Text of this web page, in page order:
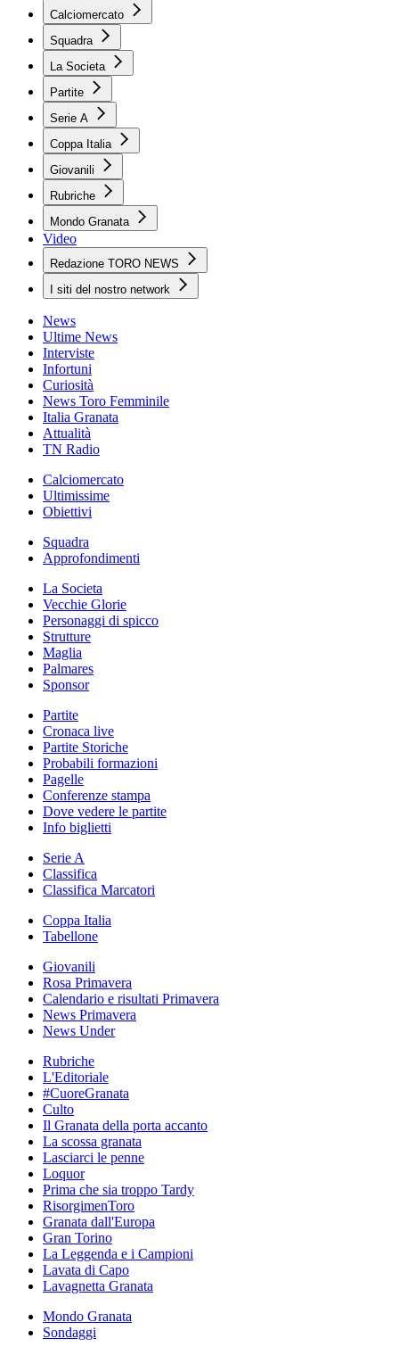
Calciomercato
Squadra
La Societa
Partite
Serie A
Coppa Italia
Giovanili
Rubriche
Mondo Granata
Video
Redazione TORO NEWS
I siti del nostro network
News
Ultime News
Interviste
Infortuni
Curiosità
News Toro Femminile
Italia Granata
Attualità
TN Radio
Calciomercato
Ultimissime
Obiettivi
Squadra
Approfondimenti
La Societa
Vecchie Glorie
Personaggi di spicco
Strutture
Maglia
Palmares
Sponsor
Partite
Cronaca live
Partite Storiche
Probabili formazioni
Pagelle
Conferenze stampa
Dove vedere le partite
Info biglietti
Serie A
Classifica
Classifica Marcatori
Coppa Italia
Tabellone
Giovanili
Rosa Primavera
Calendario e risultati Primavera
News Primavera
News Under
Rubriche
L'Editoriale
#CuoreGranata
Culto
Il Granata della porta accanto
La scossa granata
Lasciarci le penne
Loquor
Prima che sia troppo Tardy
RisorgimenToro
Granata dall'Europa
Gran Torino
La Leggenda e i Campioni
Lavata di Capo
Lavagnetta Granata
Mondo Granata
Sondaggi